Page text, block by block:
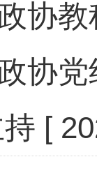
协
协
[